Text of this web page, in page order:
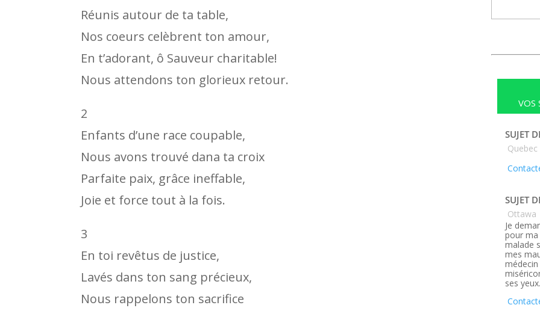
Réunis autour de ta table,
Nos coeurs celèbrent ton amour,
En t’adorant, ô Sauveur charitable!
Nous attendons ton glorieux retour.
2
Enfants d’une race coupable,
Nous avons trouvé dana ta croix
Parfaite paix, grâce ineffable,
Joie et force tout à la fois.
3
En toi revêtus de justice,
Lavés dans ton sang précieux,
Nous rappelons ton sacrifice
VOS
SUJET
Quebec
SUJET
Ottawa
Je
pour ma
malade
mes
médecin
ses